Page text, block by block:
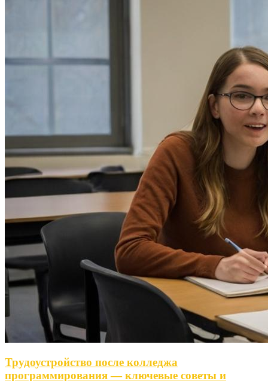
Трудоустройство после колледжа
программирования — ключевые советы и